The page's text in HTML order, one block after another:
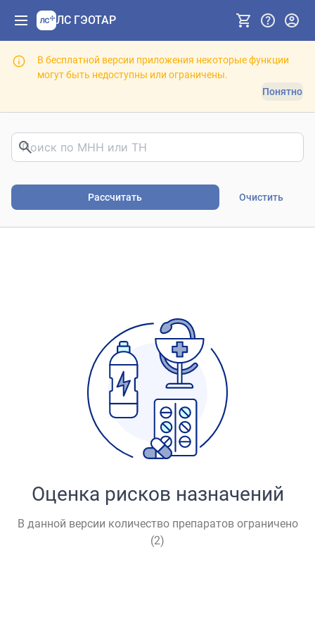
ЛС ГЭОТАР
В бесплатной версии приложения некоторые функции
могут быть недоступны или ограничены.
Понятно
Рассчитать Очистить
Риски фармакотерапии.
Оценка рисков назначений
В данной версии количество препаратов ограничено
(2)